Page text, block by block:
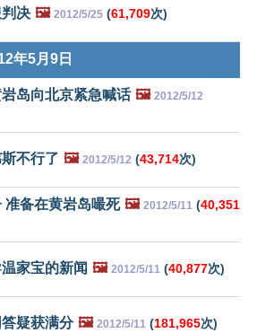
决 🖼️ 2012/5/25 (61,709次)
年5月9日
岛向北京紧急喊话 🖼️ 2012/5/12
不行了 🖼️ 2012/5/12 (43,714次)
准备在黄岩岛嘬死 🖼️ 2012/5/11 (40,351
家宝的新闻 🖼️ 2012/5/11 (40,877次)
疑获满分 🖼️ 2012/5/11 (181,965次)